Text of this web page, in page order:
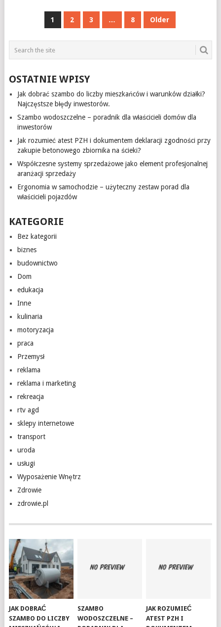
NAWIGACJA
WPISACH
1 2 3 … 8 Older
OSTATNIE WPISY
Jak dobrać szambo do liczby mieszkańców i warunków działki?
Najczęstsze błędy inwestorów.
Szambo wodoszczelne – poradnik dla właścicieli domów dla
inwestorów
Jak rozumieć atest PZH i dokumentem deklaracji zgodności przy
zakupie betonowego zbiornika na ścieki?
Współczesne systemy sprzedażowe jako element profesjonalnej
aranżacji sprzedaży
Ergonomia w samochodzie – użyteczny zestaw porad dla
właścicieli pojazdów
KATEGORIE
Bez kategorii
biznes
budownictwo
Dom
edukacja
Inne
kulinaria
motoryzacja
praca
Przemysł
reklama
reklama i marketing
rekreacja
rtv agd
sklepy internetowe
transport
uroda
usługi
Wyposażenie Wnętrz
Zdrowie
zdrowie.pl
JAK DOBRAĆ
SZAMBO DO LICZBY
SZAMBO
WODOSZCZELNE –
JAK ROZUMIEĆ
ATEST PZH I